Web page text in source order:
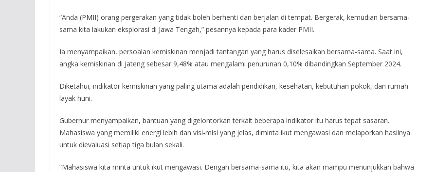
“Anda (PMII) orang pergerakan yang tidak boleh berhenti dan berjalan di tempat. Bergerak, kemudian bersama-
sama kita lakukan eksplorasi di Jawa Tengah,” pesannya kepada para kader PMII.
Ia menyampaikan, persoalan kemiskinan menjadi tantangan yang harus diselesaikan bersama-sama. Saat ini,
angka kemiskinan di Jateng sebesar 9,48% atau mengalami penurunan 0,10% dibandingkan September 2024.
Diketahui, indikator kemiskinan yang paling utama adalah pendidikan, kesehatan, kebutuhan pokok, dan rumah
layak huni.
Gubernur menyampaikan, bantuan yang digelontorkan terkait beberapa indikator itu harus tepat sasaran.
Mahasiswa yang memiliki energi lebih dan visi-misi yang jelas, diminta ikut mengawasi dan melaporkan hasilnya
untuk dievaluasi setiap tiga bulan sekali.
“Mahasiswa kita minta untuk ikut mengawasi. Dengan bersama-sama itu, kita akan mampu menunjukkan bahwa